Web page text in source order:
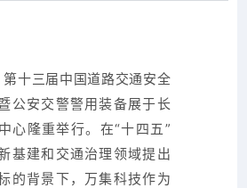
十三届中国道路交通安全
公安交警警用装备展于长
心隆重举行。在“十四五”
基建和交通治理领域提出
的背景下，万集科技作为